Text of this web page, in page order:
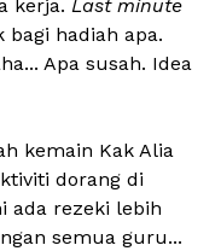
kerja. Last minute
bagi hadiah apa.
Apa susah. Idea
kemain Kak Alia
dorang di
ada rezeki lebih
semua guru...